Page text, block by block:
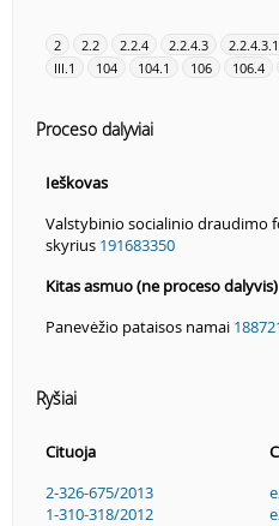
2 2.2 2.2.4 2.2.4.3
III.1
104 104.1 106 106.4
Proceso dalyviai
Ieškovas
Valstybinio socialinio draudimo
skyrius 191683350
Kitas asmuo (ne proceso dalyvis)
Panevėžio pataisos namai
Ryšiai
Cituoja
2-326-675/2013
1-310-318/2012